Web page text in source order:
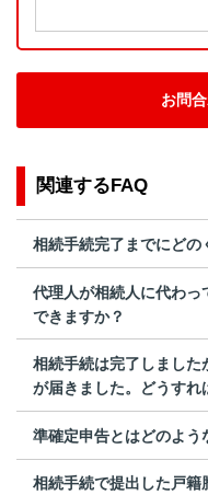
お問
関連するFAQ
相続手続完了までにどの
代理人が相続人に代わ
できますか？
相続手続は完了しまし
が届きました。どうすれ
準確定申告とはどのよう
相続手続で提出した戸